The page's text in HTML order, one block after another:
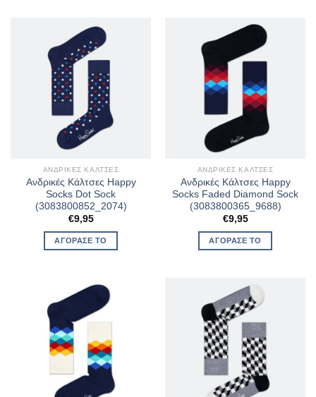
ΑΝΔΡΙΚΈΣ ΚΆΛΤΣΕΣ
Ανδρικές Κάλτσες Happy
Socks Dot Sock
(3083800852_2074)
€9,95
ΑΓΌΡΑΣΈ ΤΟ
ΑΝΔΡΙΚΈΣ ΚΆΛΤΣΕΣ
Ανδρικές Κάλτσες Happy
Socks Faded Diamond Sock
(3083800365_9688)
€9,95
ΑΓΌΡΑΣΈ ΤΟ